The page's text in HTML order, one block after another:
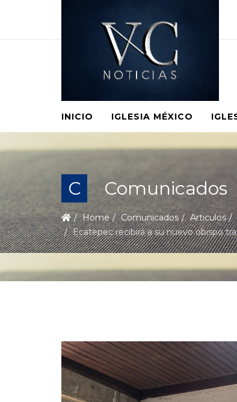
INICIO IGLESIA MÉXICO
C Comunicados
Home Comunicados Articulos
Ecatepec recibirá a su nuevo obispo